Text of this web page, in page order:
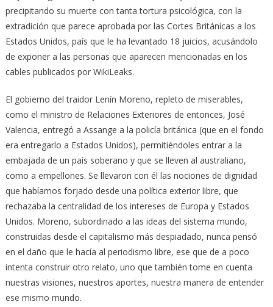
precipitando su muerte con tanta tortura psicológica, con la
extradición que parece aprobada por las Cortes Británicas a los
Estados Unidos, país que le ha levantado 18 juicios, acusándolo
de exponer a las personas que aparecen mencionadas en los
cables publicados por WikiLeaks.
El gobierno del traidor Lenín Moreno, repleto de miserables,
como el ministro de Relaciones Exteriores de entonces, José
Valencia, entregó a Assange a la policía británica (que en el fondo
era entregarlo a Estados Unidos), permitiéndoles entrar a la
embajada de un país soberano y que se lleven al australiano,
como a empellones. Se llevaron con él las nociones de dignidad
que habíamos forjado desde una política exterior libre, que
rechazaba la centralidad de los intereses de Europa y Estados
Unidos. Moreno, subordinado a las ideas del sistema mundo,
construidas desde el capitalismo más despiadado, nunca pensó
en el daño que le hacía al periodismo libre, ese que de a poco
intenta construir otro relato, uno que también tome en cuenta
nuestras visiones, nuestros aportes, nuestra manera de entender
ese mismo mundo.